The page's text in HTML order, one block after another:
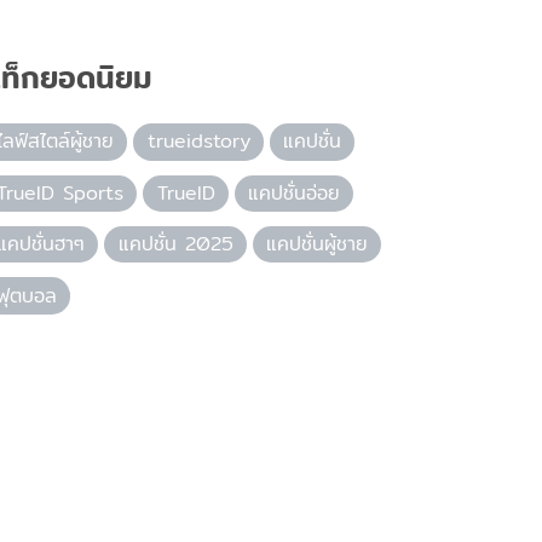
กยอดนิยม
ลฟ์สไตล์ผู้ชาย trueidstory
แคปชั่น
Sports
TrueID
แคปชั่นอ่อย
คปชั่นฮาๆ
แคปชั่น 2025
แคปชั่นผู้ชาย
ตบอล